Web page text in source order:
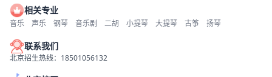
相关专业
音乐 声乐 钢琴 音乐剧 二胡 小提琴 大提琴 古筝 扬琴
联系我们
北京招生热线：18501056132